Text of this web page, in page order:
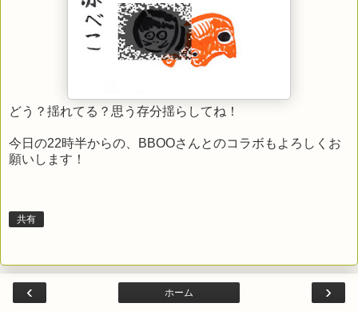
どう？揺れてる？思う存分揺らしてね！
今日の22時半からの、BBOOさんとのコラボもよろしくお
願いします！
共有
‹ ›
ホーム